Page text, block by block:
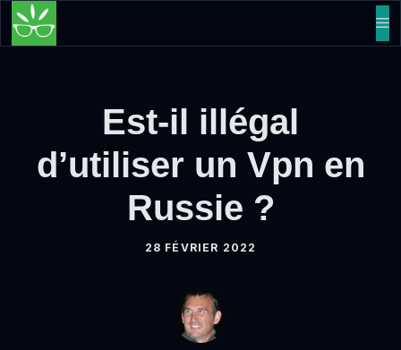
Aller
Est-il illégal
d’utiliser un Vpn en
Russie ?
28 FÉVRIER 2022